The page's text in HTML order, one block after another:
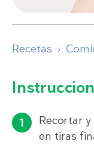
Recetas
Recortar
en tiras